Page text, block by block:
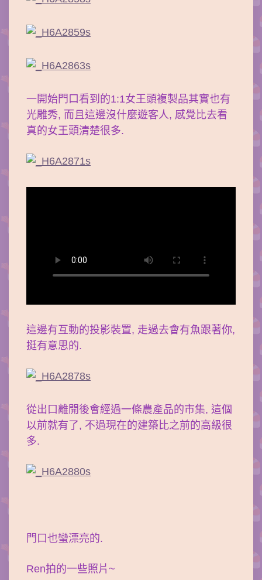
一開始門口看到的1:1女王頭複製品其實也有
光雕秀, 而且這邊沒什麼遊客人, 感覺比去看
真的女王頭清楚很多.
這邊有互動的投影裝置, 走過去會有魚跟著你,
挺有意思的.
從出口離開後會經過一條農產品的市集, 這個
以前就有了, 不過現在的建築比之前的高級很
多.
門口也蠻漂亮的.
Ren拍的一些照片~